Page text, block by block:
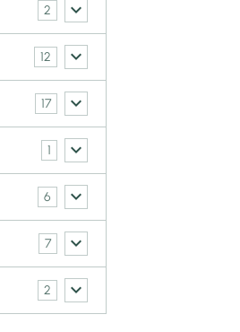
2
12
17
1
6
7
2